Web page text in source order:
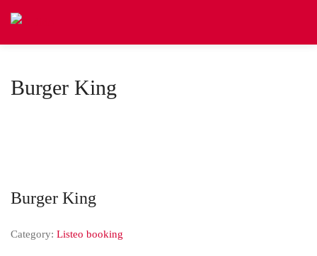
Burger King
Burger King
Category: Listeo booking